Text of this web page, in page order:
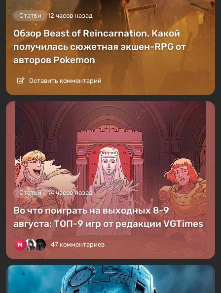
Статьи 12 часов назад
Обзор Beast of Reincarnation. Какой
получилась сюжетная экшен-RPG от
авторов Pokemon
Оставить комментарий
Статьи 14 часов назад
Во что поиграть на выходных 8-9
августа: ТОП-9 игр от редакции VGTimes
47 комментариев